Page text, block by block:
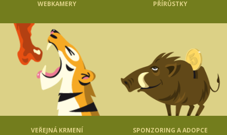
WEBKAMERY PŘÍRŮSTKY
VEŘEJNÁ KRMENÍ SPONZORING A ADOPCE